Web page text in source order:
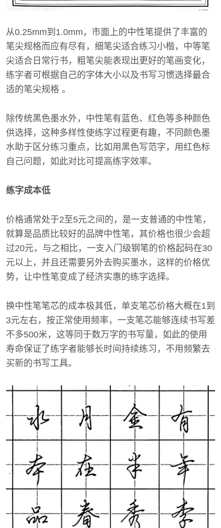
从0.25mm到1.0mm，市面上的中性笔提供了丰富的
笔尖规格而应有尽有，细笔尖适合练习小楷，中等笔
尖适合日常行书，粗笔尖能表现出更好的笔画变化，
练字者可根据自己的字体大小以及书写习惯选择最合
适的笔尖规格 。
除传统黑色墨水外，中性笔有蓝色、红色等多种颜色
供选择，这种多样性使练字过程更有趣，不同颜色墨
水助于区分练习重点，比如用黑色写范字，用红色标
自己问题，如此对比可提高练字效率。
练字成本低
价格通常处于2至5元之间的，是一支普通的中性笔，
就算是品质比较好的品牌中性笔，其价格也很少会超
过20元，与之相比，一支入门级钢笔的价格起码在30
元以上，并且还需要另外去购买墨水，这样的价格优
势，让中性笔变成了经济实惠的练字选择。
换中性笔笔芯的成本极其低，单支笔芯价格大概在1到
3元左右，按正常使用频率，一支笔芯能够连续书写差
不多500米，这等同于数万字的书写量，如此的使用
寿命保证了练字者能够长时间持续练习，不用频繁去
买新的书写工具。